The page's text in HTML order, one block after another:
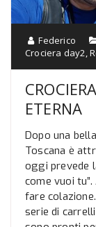
Federico
Crociera day2,
ETERNA
Dopo una
Toscana è
oggi prevede
come vuoi
fare
serie di